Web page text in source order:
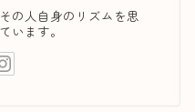
の人自身のリズムを思
います。